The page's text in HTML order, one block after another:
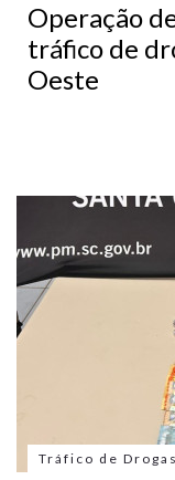
Operação
tráfico de
Oeste
Tráfico de Drogas